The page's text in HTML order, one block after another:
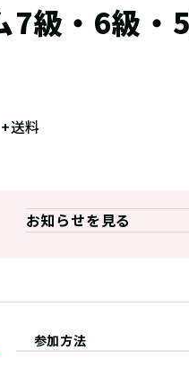
7級・6級
送料
お知らせを見る
参加方法